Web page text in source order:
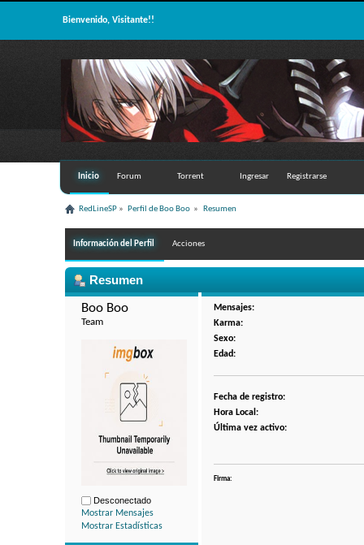
Bienvenido, Visitante!!
Inicio Forum Torrent Ingresar Registrarse
RedLineSP » Perfil de Boo Boo » Resumen
Información del Perfil Acciones
Resumen
Boo Boo
Team
Desconectado
Mostrar Mensajes
Mostrar Estadísticas
Mensajes:
Karma:
Sexo:
Edad:
Fecha de registro:
Hora Local:
Última vez activo:
Firma: